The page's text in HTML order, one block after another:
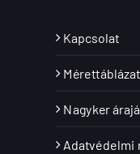
Kapcsolat
Mérettáblázat
Nagyker
Adatvédelmi